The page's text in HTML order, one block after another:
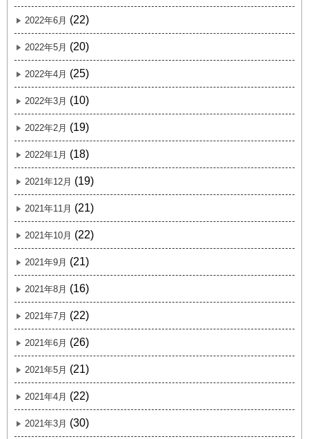
2022年6月 (22)
2022年5月 (20)
2022年4月 (25)
2022年3月 (10)
2022年2月 (19)
2022年1月 (18)
2021年12月 (19)
2021年11月 (21)
2021年10月 (22)
2021年9月 (21)
2021年8月 (16)
2021年7月 (22)
2021年6月 (26)
2021年5月 (21)
2021年4月 (22)
2021年3月 (30)